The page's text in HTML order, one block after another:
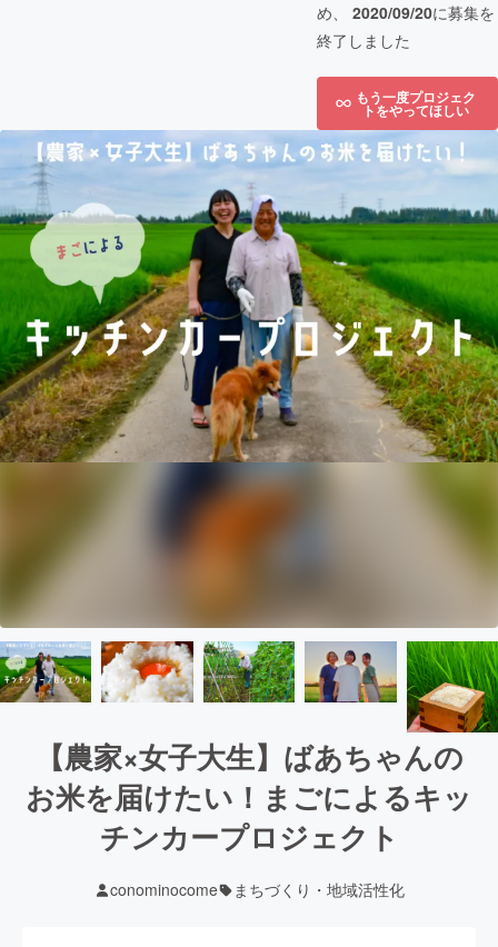
め、 2020/09/20に募集を
終了しました
もう一度プロジェク
トをやってほしい
【農家×女子大生】ばあちゃんの
お米を届けたい！まごによるキッ
チンカープロジェクト
conominocome まちづくり・地域活性化